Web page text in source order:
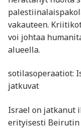
vakauteen.
voi johtaa
alueella.
sotilasoperaatiot:
jatkuvat
Israel on jatkanut
erityisesti Beirutin